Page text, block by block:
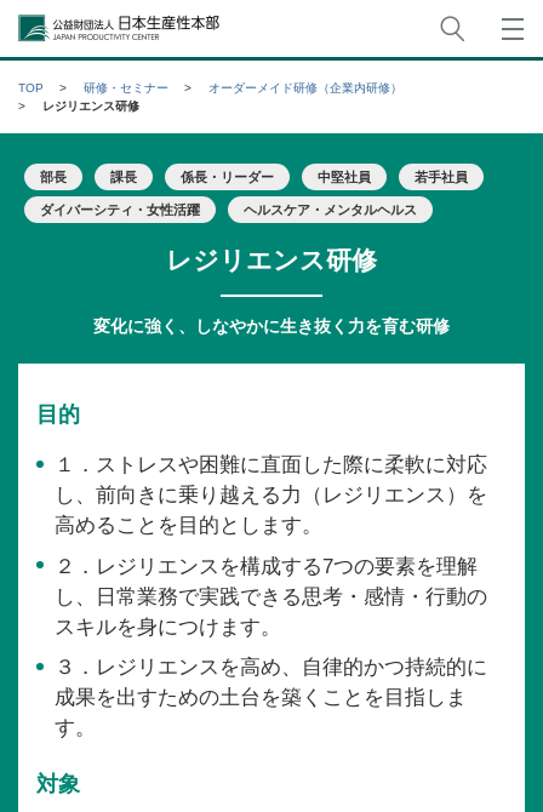
公益財団法人日本生産性本部
TOP 研修・セミナー
オーダーメイド研修（企業内研修）
レジリエンス研修
部長 課長 係長・リーダー 中堅社員 若手社員
ダイバーシティ・女性活躍 ヘルスケア・メンタルヘルス
レジリエンス研修
変化に強く、しなやかに生き抜く力を育む研修
目的
１．ストレスや困難に直面した際に柔軟に対応
し、前向きに乗り越える力（レジリエンス）を
高めることを目的とします。
２．レジリエンスを構成する7つの要素を理解
し、日常業務で実践できる思考・感情・行動の
スキルを身につけます。
３．レジリエンスを高め、自律的かつ持続的に
成果を出すための土台を築くことを目指しま
す。
対象